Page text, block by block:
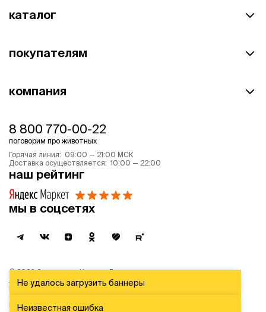
каталог
покупателям
компания
8 800 770-00-22
поговорим про животных
Горячая линия: 09:00 — 21:00 МСК
Доставка осуществляется: 10:00 — 22:00
наш рейтинг
мы в соцсетях
©2026Зоомагазин Четыре Лапы
Лицензия: Л042-00118-77/00139653 от 03.06.2019 г.
Политика обработки персональных данных
Пользовательское соглашение
Не удалось загрузить баннеры
Неизвестная ошибка